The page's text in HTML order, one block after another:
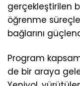
gerçekleştirilen
öğrenme
bağlarını
Program
de bir araya